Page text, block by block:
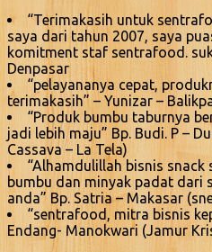
“Terimakasih untuk
saya dari tahun 2007, saya
komitment staf sentrafood.
Denpasar
“pelayananya cepat,
terimakasih” – Yunizar –
“Produk bumbu taburnya
jadi lebih maju” Bp. Budi. P –
Cassava – La Tela)
“Alhamdulillah bisnis
bumbu dan minyak padat dari
anda” Bp. Satria – Makasar
“sentrafood, mitra bisnis
Endang- Manokwari (Jamur